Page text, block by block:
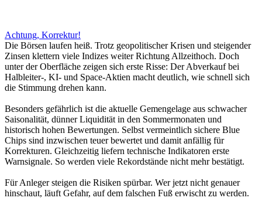
Achtung, Korrektur!
Die Börsen laufen heiß. Trotz geopolitischer Krisen und steigender
Zinsen klettern viele Indizes weiter Richtung Allzeithoch. Doch
unter der Oberfläche zeigen sich erste Risse: Der Abverkauf bei
Halbleiter-, KI- und Space-Aktien macht deutlich, wie schnell sich
die Stimmung drehen kann.
Besonders gefährlich ist die aktuelle Gemengelage aus schwacher
Saisonalität, dünner Liquidität in den Sommermonaten und
historisch hohen Bewertungen. Selbst vermeintlich sichere Blue
Chips sind inzwischen teuer bewertet und damit anfällig für
Korrekturen. Gleichzeitig liefern technische Indikatoren erste
Warnsignale. So werden viele Rekordstände nicht mehr bestätigt.
Für Anleger steigen die Risiken spürbar. Wer jetzt nicht genauer
hinschaut, läuft Gefahr, auf dem falschen Fuß erwischt zu werden.